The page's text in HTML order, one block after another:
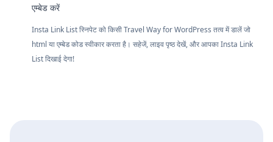
एम्बेड करें
Insta Link List स्निपेट को किसी Travel Way for WordPress तत्व में डालें जो
html या एम्बेड कोड स्वीकार करता है। सहेजें, लाइव पृष्ठ देखें, और आपका Insta Link
List दिखाई देगा!